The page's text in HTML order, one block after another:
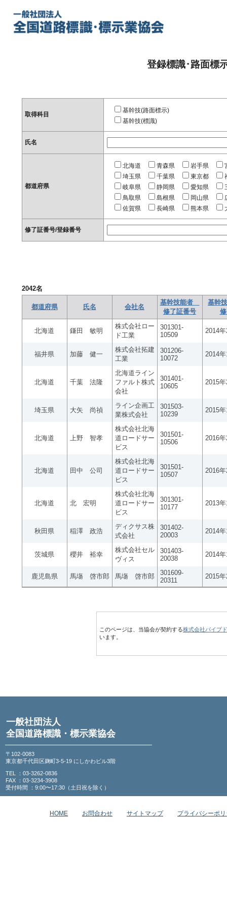
登録標識･路面標
取得科目
基幹技(路面標示)
基幹技(標識)
氏名
都道府県
北海道 青森県 岩手県
埼玉県
千葉県 東京都
岐阜県
静岡県 愛知県
鳥取県
島根県 岡山県
佐賀県
長崎県 熊本県
修了証番号/登録番号
2042名
都道府県 氏名 会社名
基幹技能者
修了証番号
基幹
北海道 鎌田 敏明
株式会社ロー
ド工業
301301-
10509
2014
福井県 加藤 健一
株式会社拓建
工業
301206-
10072
2014
北海道 千葉 法隆
北海道ライン
ファルト株式
会社
301401-
10605
2015
埼玉県 大矢 尚禎
ライン企画工
業株式会社
301503-
10239
2015
北海道 上野 智孝
株式会社北海
道ロードサー
ビス
301501-
10506
2016
北海道 田中 公司
株式会社北海
道ロードサー
ビス
301501-
10507
2016
北海道 北 宏明
株式会社北海
道ロードサー
ビス
301301-
10177
2013
秋田県 稲澤 政浩
ディクサス株
式会社
301402-
20003
2014
茨城県 櫻井 裕幸
株式会社セル
ヴィス
301403-
20038
2014
鹿児島県 馬塲 啓市郎 馬塲 啓市郎
301609-
20311
2015
このページは、当協会が契約する株式会社パイプ
います。
一般社団法人
全国道路標識・標示業協会
〒102-0083
東京都千代田区麹町3-5-19 にしかわビル3階
TEL ：03-3262-0836
FAX ：03-3234-3908
受付時間 ：9:00〜17:30（土日祝を除く）
HOME お問合わせ サイトマップ プライバシーポ